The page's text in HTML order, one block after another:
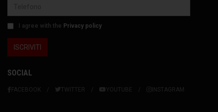
I agree with the Privacy policy
SOCIAL
FACEBOOK TWITTER YOUTUBE INSTAGRAM